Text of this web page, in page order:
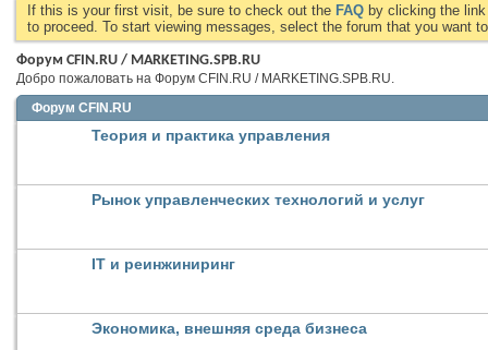
If this is your first visit, be sure to check out the FAQ by clicking the
to proceed. To start viewing messages, select the forum that you want
Форум CFIN.RU / MARKETING.SPB.RU
Добро пожаловать на Форум CFIN.RU / MARKETING.SPB.RU.
Форум CFIN.RU
Теория и практика управления
Рынок управленческих технологий и услуг
IT и реинжиниринг
Экономика, внешняя среда бизнеса